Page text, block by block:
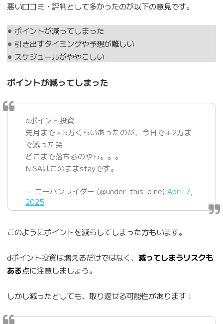
悪い口コミ・評判として多かったのが以下の意見です。
ポイントが減ってしまった
引き出すタイミングや予想が難しい
スケジュールがややこしい
ポイントが減ってしまった
dポイント投資
先月まで＋5万くらいあったのが、今日で＋2万ま
で減った笑
どこまで落ちるのやら。。。
NISAはこのままstayです。
— ニーハンライダー (@under_this_blne)April 7,
2025
このようにポイントを減らしてしまった方もいます。
dポイント投資は増えるだけではなく、 減ってしまうリスクも
ある点に注意しましょう。
しかし減ったとしても、取り返せる可能性があります！